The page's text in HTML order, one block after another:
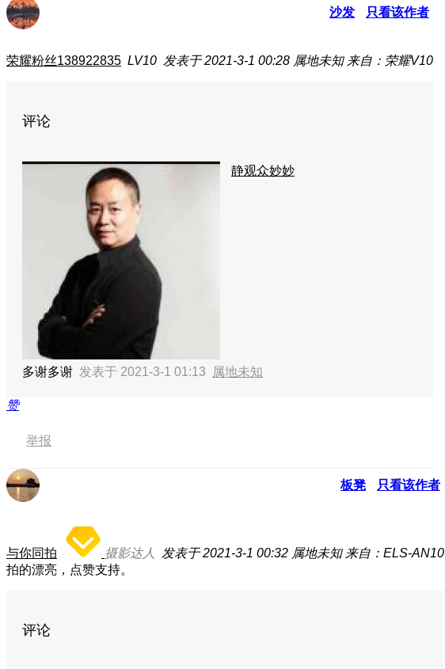
沙发 只看该作者
荣耀粉丝138922835 LV10 发表于 2021-3-1 00:28 属地未知 来自：荣耀V10
评论
静观众妙妙
多谢多谢 发表于 2021-3-1 01:13 属地未知
赞
举报
板凳 只看该作者
与你同拍 摄影达人 发表于 2021-3-1 00:32 属地未知 来自：ELS-AN10
拍的漂亮，点赞支持。
评论